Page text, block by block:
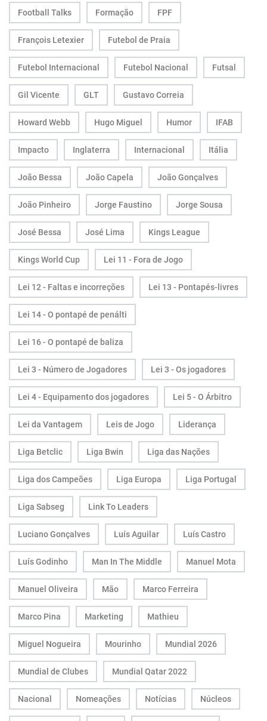
Football Talks Formação FPF
François Letexier Futebol de Praia
Futebol Internacional Futebol Nacional Futsal
Gil Vicente GLT Gustavo Correia
Howard Webb Hugo Miguel Humor IFAB
Impacto Inglaterra Internacional Itália
João Bessa João Capela João Gonçalves
João Pinheiro Jorge Faustino Jorge Sousa
José Bessa José Lima Kings League
Kings World Cup Lei 11 - Fora de Jogo
Lei 12 - Faltas e incorreções Lei 13 - Pontapés-livres
Lei 14 - O pontapé de penálti
Lei 16 - O pontapé de baliza
Lei 3 - Número de Jogadores Lei 3 - Os jogadores
Lei 4 - Equipamento dos jogadores Lei 5 - O Árbitro
Lei da Vantagem Leis de Jogo Liderança
Liga Betclic Liga Bwin Liga das Nações
Liga dos Campeões Liga Europa Liga Portugal
Liga Sabseg Link To Leaders
Luciano Gonçalves Luís Aguilar Luís Castro
Luís Godinho Man In The Middle Manuel Mota
Manuel Oliveira Mão Marco Ferreira
Marco Pina Marketing Mathieu
Miguel Nogueira Mourinho Mundial 2026
Mundial de Clubes Mundial Qatar 2022
Nacional Nomeações Notícias Núcleos